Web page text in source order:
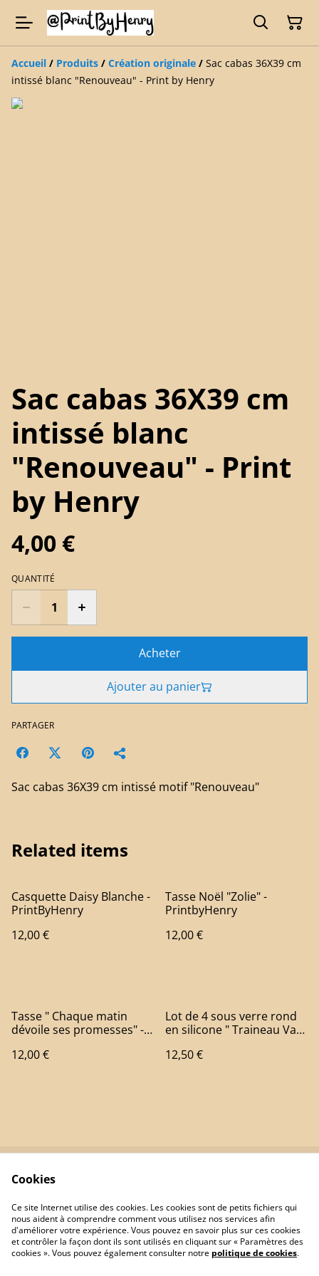
Accueil / Produits / Création originale / Sac cabas 36X39 cm
intissé blanc "Renouveau" - Print by Henry
Sac cabas 36X39 cm
intissé blanc
"Renouveau" - Print
by Henry
4,00 €
QUANTITÉ
Acheter
Ajouter au panier
PARTAGER
Sac cabas 36X39 cm intissé motif "Renouveau"
Related items
Casquette Daisy Blanche -
PrintByHenry
12,00 €
Tasse Noël "Zolie" -
PrintbyHenry
12,00 €
Tasse " Chaque matin
dévoile ses promesses" -
12,00 €
Lot de 4 sous verre rond
en silicone " Traineau Van"
12,50 €
Politique de
confidentialité
Politique de cookies
Cookies
Ce site Internet utilise des cookies. Les cookies sont de petits fichiers qui
nous aident à comprendre comment vous utilisez nos services afin
d'améliorer votre expérience. Vous pouvez en savoir plus sur ces cookies
et contrôler la façon dont ils sont utilisés en cliquant sur « Paramètres des
cookies ». Vous pouvez également consulter notre politique de cookies.